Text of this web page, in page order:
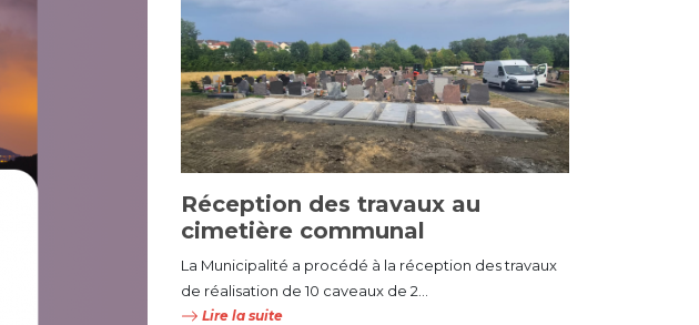
Réception des travaux au
cimetière communal
La Municipalité a procédé à la réception des travaux
de réalisation de 10 caveaux de 2...
Lire la suite